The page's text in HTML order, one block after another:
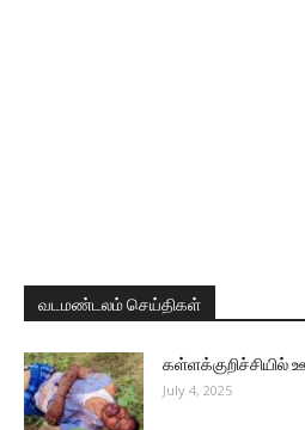
வடமண்டலம் செய்திகள்
கள்ளக்குறிச்சியில்
July 4, 2025